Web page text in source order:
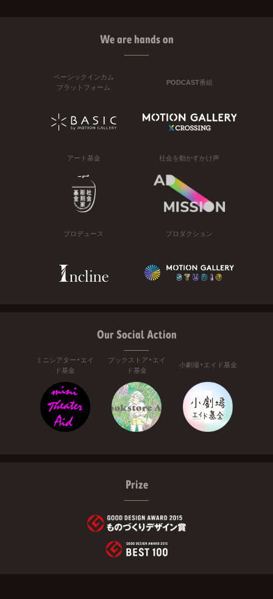
We are hands on
ベーシックインカム
プラットフォーム
PODCAST番組
アート基金 社会を動かすかけ声
プロデュース プロダクション
Our Social Action
ミニシアター・エイ
ド基金
ブックストア・エイ
ド基金
小劇場・エイド基金
Prize